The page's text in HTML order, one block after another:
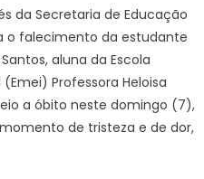
da Secretaria de Educação
o falecimento da estudante
aluna da Escola
Professora Heloisa
a óbito neste domingo (7),
de tristeza e de dor,